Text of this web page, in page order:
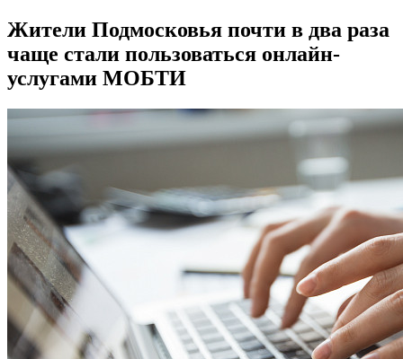
Жители Подмосковья почти в два раза
чаще стали пользоваться онлайн-
услугами МОБТИ